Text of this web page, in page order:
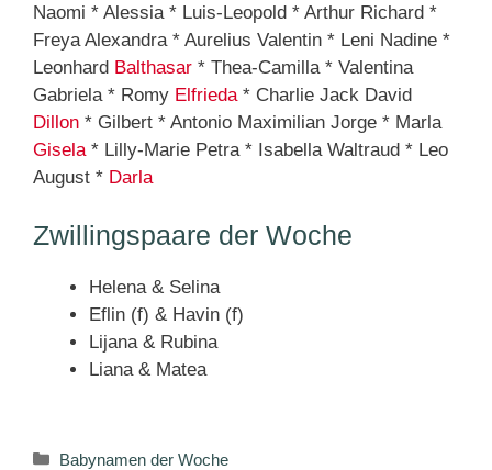
Naomi * Alessia * Luis-Leopold * Arthur Richard *
Freya Alexandra * Aurelius Valentin * Leni Nadine *
Leonhard Balthasar * Thea-Camilla * Valentina
Gabriela * Romy Elfrieda * Charlie Jack David
Dillon * Gilbert * Antonio Maximilian Jorge * Marla
Gisela * Lilly-Marie Petra * Isabella Waltraud * Leo
August * Darla
Zwillingspaare der Woche
Helena & Selina
Eflin (f) & Havin (f)
Lijana & Rubina
Liana & Matea
Kategorien
Babynamen der Woche